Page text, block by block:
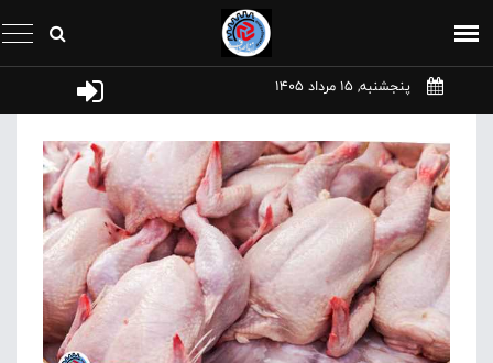
پنجشنبه, 15 مرداد 1405